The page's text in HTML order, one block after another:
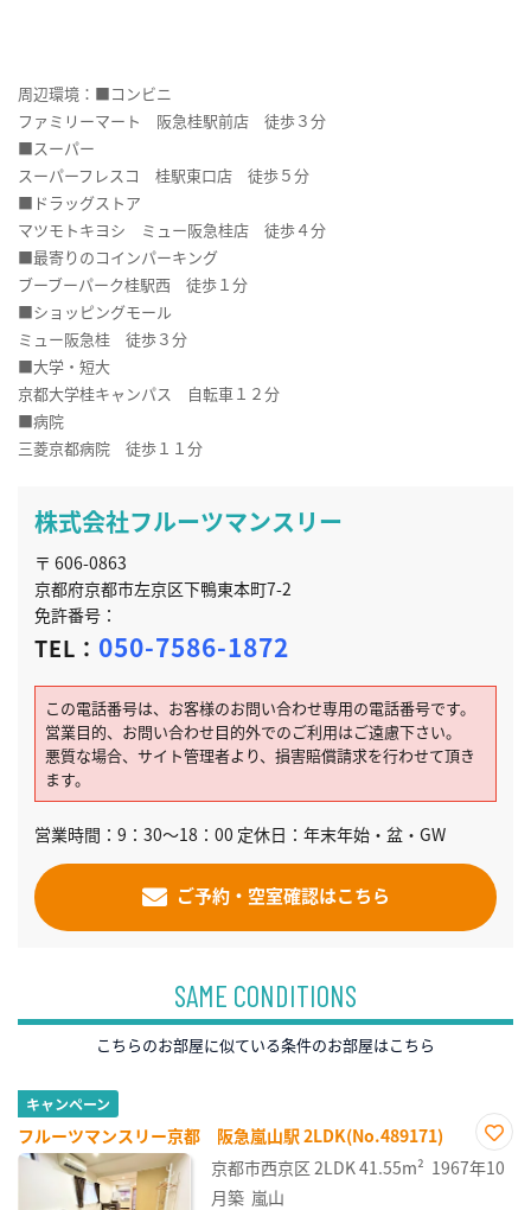
周辺環境：■コンビニ
ファミリーマート 阪急桂駅前店 徒歩３分
■スーパー
スーパーフレスコ 桂駅東口店 徒歩５分
■ドラッグストア
マツモトキヨシ ミュー阪急桂店 徒歩４分
■最寄りのコインパーキング
ブーブーパーク桂駅西 徒歩１分
■ショッピングモール
ミュー阪急桂 徒歩３分
■大学・短大
京都大学桂キャンパス 自転車１２分
■病院
三菱京都病院 徒歩１１分
株式会社フルーツマンスリー
〒 606-0863
京都府京都市左京区下鴨東本町7-2
免許番号：
TEL： 050-7586-1872
この電話番号は、お客様のお問い合わせ専用の電話番号です。
営業目的、お問い合わせ目的外でのご利用はご遠慮下さい。
悪質な場合、サイト管理者より、損害賠償請求を行わせて頂き
ます。
営業時間：9：30～18：00 定休日：年末年始・盆・GW
ご予約・空室確認はこちら
SAME CONDITIONS
こちらのお部屋に似ている条件のお部屋はこちら
キャンペーン
フルーツマンスリー京都 阪急嵐山駅 2LDK(No.489171)
お気
に入
京都市西京区 2LDK41.55m² 1967年10
月築 嵐山